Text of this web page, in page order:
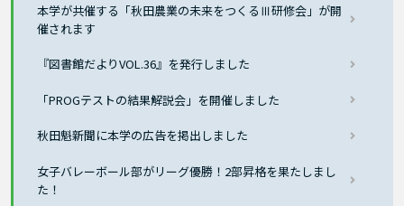
本学が共催する「秋田農業の未来をつくるⅢ研修会」が開
催されます
『図書館だよりVOL.36』を発行しました
「PROGテストの結果解説会」を開催しました
秋田魁新聞に本学の広告を掲出しました
女子バレーボール部がリーグ優勝！2部昇格を果たしまし
た！